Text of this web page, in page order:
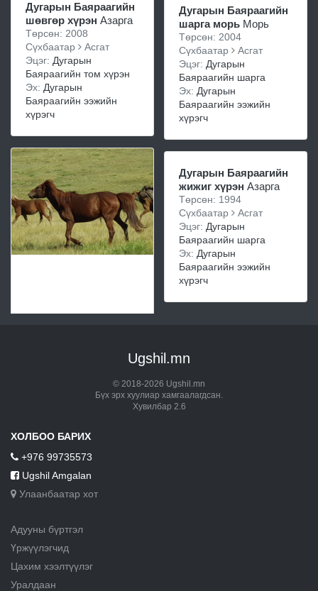
Дугарын Баяраагийн
шөвгөр хүрэн Азарга
Төрсөн: 2008
Сүхбаатар
Асгат
Эцэг: Дугарын
Баяраагийн том хүрэн
Эх: Дугарын
Баяраагийн ээжийн
хүрэгч
Дугарын Баяраагийн
шарга морь Морь
Төрсөн: 2004
Сүхбаатар
Асгат
Эцэг: Дугарын
Баяраагийн шарга
Эх: Дугарын
Баяраагийн ээжийн
хүрэгч
Дугарын Баяраагийн
жижиг хүрэн Азарга
Төрсөн: 1994
Сүхбаатар
Асгат
Эцэг: Дугарын
Баяраагийн шарга
Эх: Дугарын
Баяраагийн ээжийн
хүрэгч
Ugshil.mn
© 2018-2026 Ugshil.mn
Бүх эрх хуулиар хамгаалагдсан.
Хувилбар 2.6
ХОЛБОО БАРИХ
+976 99735573
Ugshil Amgalan
Улаанбаатар хот
Адууны бүртгэл
Үржүүлэгчид
Цахим хээлтүүлэг
Уралдаан